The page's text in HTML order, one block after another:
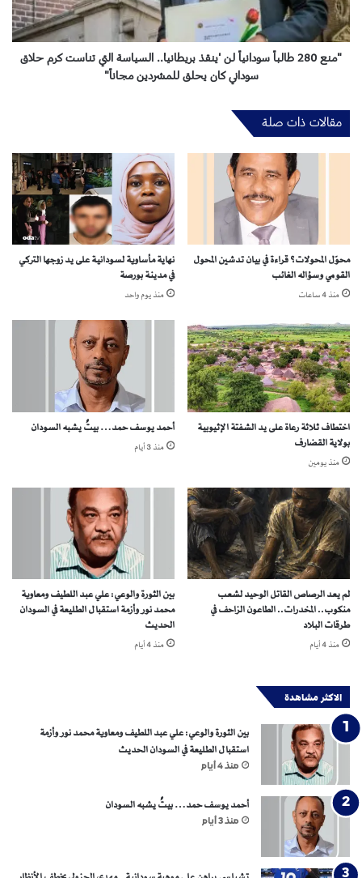
.
م
د
0
ط
ا
س
ن
'
ي
ن
ذ
ب
ر
ي
ط
ا
ن
ي
ا
.
.
س
ة
ت
ت
ت
ك
ح
ل
"منع 280 طالباً سودانياً لن 'ينقذ بريطانيا'.. السياسة التي تناست كرم حلاق
سوداني كان يحلق للمشردين مجاناً"
مقالات ذات صلة
محوّل المحولات؟ قراءة في بيان تدشين المحول
القومي وسؤاله الغائب
منذ 4 ساعات
نهاية مأساوية لسودانية على يد زوجها التركي
في مدينة بورصة
منذ يوم واحد
اختطاف ثلاثة رعاة على يد الشفتة الإثيوبية
بولاية القضارف
منذ يومين
أحمد يوسف حمد… بيتٌ يشبه السودان
منذ 3 أيام
لم يعد الرصاص القاتل الوحيد لشعب
منكوب.. المخدرات.. الطاعون الزاحف في
طرقات البلاد
منذ 4 أيام
بين الثورة والوعي: علي عبد اللطيف ومعاوية
محمد نور وأزمة استقبال الطليعة في السودان
الحديث
منذ 4 أيام
الاكثر مشاهدة
بين الثورة والوعي: علي عبد اللطيف ومعاوية محمد نور وأزمة
استقبال الطليعة في السودان الحديث
منذ 4 أيام
أحمد يوسف حمد… بيتٌ يشبه السودان
منذ 3 أيام